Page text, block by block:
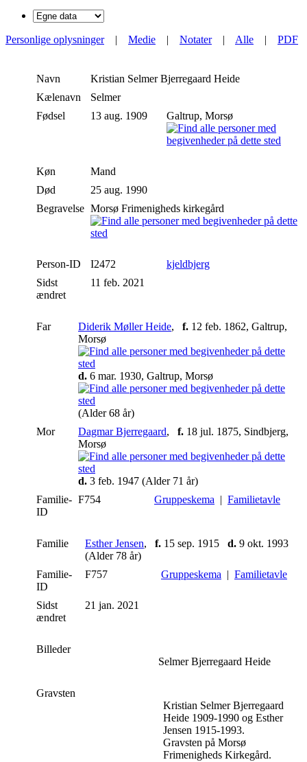
Personlige oplysninger| Medie | Notater| Alle | PDF
Navn Kristian Selmer Bjerregaard Heide
Kælenavn
Selmer
Fødsel
13 aug. 1909 Galtrup, Morsø
Køn
Mand
Død
25 aug. 1990
Begravelse Morsø Frimenigheds kirkegård
Person-ID I2472
kjeldbjerg
Sidst
ændret
11 feb. 2021
Far Diderik Møller Heide, f. 12 feb. 1862, Galtrup,
Morsø
d. 6 mar. 1930, Galtrup, Morsø
(Alder 68 år)
Mor
Dagmar Bjerregaard, f. 18 jul. 1875, Sindbjerg,
Morsø
d. 3 feb. 1947 (Alder 71 år)
Familie-
ID
F754 Gruppeskema | Familietavle
Familie Esther Jensen, f. 15 sep. 1915 d. 9 okt. 1993
(Alder 78 år)
Familie-
ID
F757 Gruppeskema | Familietavle
Sidst
ændret
21 jan. 2021
Billeder
Selmer Bjerregaard Heide
Gravsten
Kristian Selmer Bjerregaard
Heide 1909-1990 og Esther
Jensen 1915-1993.
Gravsten på Morsø
Frimenigheds Kirkegård.